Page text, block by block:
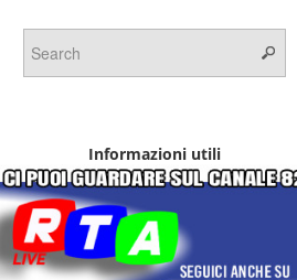
Informazioni utili